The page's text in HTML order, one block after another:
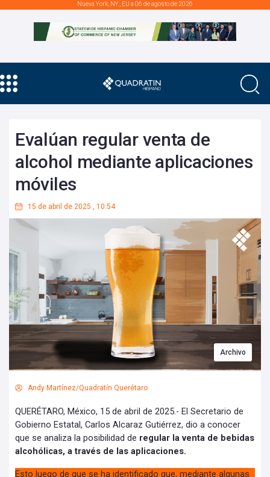
Nueva York, NY., EU a 06 de agosto de 2026
Evalúan regular venta de
alcohol mediante aplicaciones
móviles
15 de abril de 2025 , 10:54
Archivo
Andy Martínez/Quadratín Querétaro
QUERÉTARO, México, 15 de abril de 2025.- El Secretario de
Gobierno Estatal, Carlos Alcaraz Gutiérrez, dio a conocer
que se analiza la posibilidad de regular la venta de bebidas
alcohólicas, a través de las aplicaciones.
Esto luego de que se ha identificado que, mediante algunas